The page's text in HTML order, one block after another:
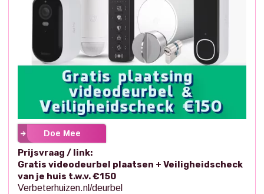
Doe Mee
Prijsvraag / link:
Gratis videodeurbel plaatsen + Veiligheidscheck
van je huis t.w.v. €150
Verbeterhuizen.nl/deurbel